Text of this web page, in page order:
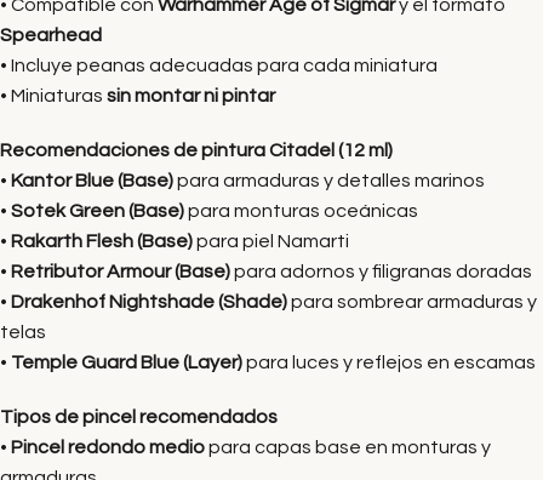
• Compatible con Warhammer Age of Sigmary el formato
Spearhead
• Incluye peanas adecuadas para cada miniatura
• Miniaturas sin montar ni pintar
Recomendaciones de pintura Citadel (12 ml)
• Kantor Blue (Base)para armaduras y detalles marinos
• Sotek Green (Base)para monturas oceánicas
• Rakarth Flesh (Base)para piel Namarti
• Retributor Armour (Base)para adornos y filigranas doradas
• Drakenhof Nightshade (Shade)para sombrear armaduras y
telas
• Temple Guard Blue (Layer)para luces y reflejos en escamas
Tipos de pincel recomendados
• Pincel redondo mediopara capas base en monturas y